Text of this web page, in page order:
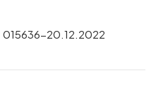
015636-20.12.2022